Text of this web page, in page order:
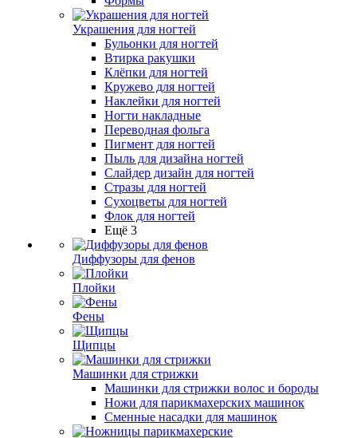
Украшения для ногтей
Бульонки для ногтей
Втирка ракушки
Клёпки для ногтей
Кружево для ногтей
Наклейки для ногтей
Ногти накладные
Переводная фольга
Пигмент для ногтей
Пыль для дизайна ногтей
Слайдер дизайн для ногтей
Стразы для ногтей
Сухоцветы для ногтей
Флок для ногтей
Ещё 3
Диффузоры для фенов
Плойки
Фены
Щипцы
Машинки для стрижки
Машинки для стрижки волос и бороды
Ножи для парикмахерских машинок
Сменные насадки для машинок